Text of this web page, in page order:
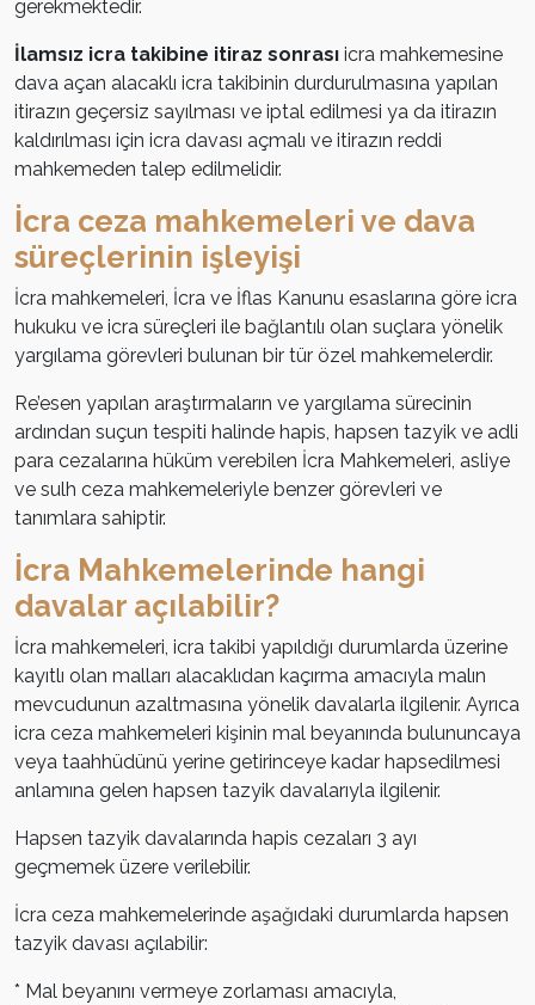
gerekmektedir.
İlamsız icra takibine itiraz sonrası icra mahkemesine
dava açan alacaklı icra takibinin durdurulmasına yapılan
itirazın geçersiz sayılması ve iptal edilmesi ya da itirazın
kaldırılması için icra davası açmalı ve itirazın reddi
mahkemeden talep edilmelidir.
İcra ceza mahkemeleri ve dava
süreçlerinin işleyişi
İcra mahkemeleri, İcra ve İflas Kanunu esaslarına göre icra
hukuku ve icra süreçleri ile bağlantılı olan suçlara yönelik
yargılama görevleri bulunan bir tür özel mahkemelerdir.
Re’esen yapılan araştırmaların ve yargılama sürecinin
ardından suçun tespiti halinde hapis, hapsen tazyik ve adli
para cezalarına hüküm verebilen İcra Mahkemeleri, asliye
ve sulh ceza mahkemeleriyle benzer görevleri ve
tanımlara sahiptir.
İcra Mahkemelerinde hangi
davalar açılabilir?
İcra mahkemeleri, icra takibi yapıldığı durumlarda üzerine
kayıtlı olan malları alacaklıdan kaçırma amacıyla malın
mevcudunun azaltmasına yönelik davalarla ilgilenir. Ayrıca
icra ceza mahkemeleri kişinin mal beyanında bulununcaya
veya taahhüdünü yerine getirinceye kadar hapsedilmesi
anlamına gelen hapsen tazyik davalarıyla ilgilenir.
Hapsen tazyik davalarında hapis cezaları 3 ayı
geçmemek üzere verilebilir.
İcra ceza mahkemelerinde aşağıdaki durumlarda hapsen
tazyik davası açılabilir:
* Mal beyanını vermeye zorlaması amacıyla,